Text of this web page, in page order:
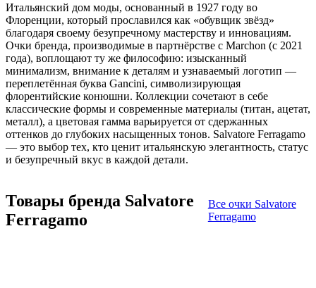
Итальянский дом моды, основанный в 1927 году во
Флоренции, который прославился как «обувщик звёзд»
благодаря своему безупречному мастерству и инновациям.
Очки бренда, производимые в партнёрстве с Marchon (с 2021
года), воплощают ту же философию: изысканный
минимализм, внимание к деталям и узнаваемый логотип —
переплетённая буква Gancini, символизирующая
флорентийские конюшни. Коллекции сочетают в себе
классические формы и современные материалы (титан, ацетат,
металл), а цветовая гамма варьируется от сдержанных
оттенков до глубоких насыщенных тонов. Salvatore Ferragamo
— это выбор тех, кто ценит итальянскую элегантность, статус
и безупречный вкус в каждой детали.
Товары бренда Salvatore
Ferragamo
Все очки Salvatore
Ferragamo